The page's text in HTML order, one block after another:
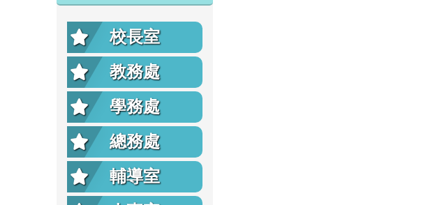
校長室
教務處
學務處
總務處
輔導室